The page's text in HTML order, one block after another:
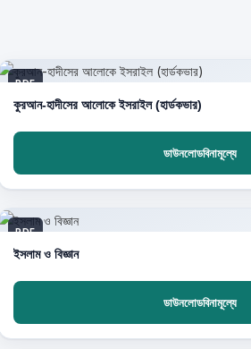
PDF
কুরআন-হাদীসের আলোকে ইসরাইল (হার্ডকভার)
ডাউনলোডবিনামূল্যে
PDF
ইসলাম ও বিজ্ঞান
ডাউনলোডবিনামূল্যে